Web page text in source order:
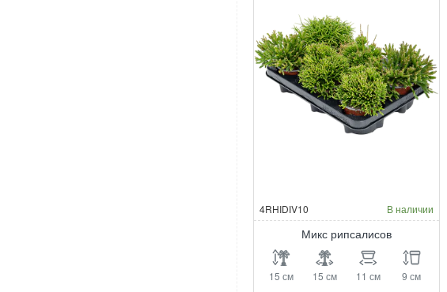
4RHIDIV10 В наличии
Микс рипсалисов
15 см 15 см 11 см 9 см